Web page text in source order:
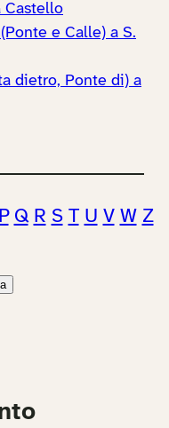
Castello
e Calle) a S.
dietro, Ponte di) a
P Q R S T U V W Z